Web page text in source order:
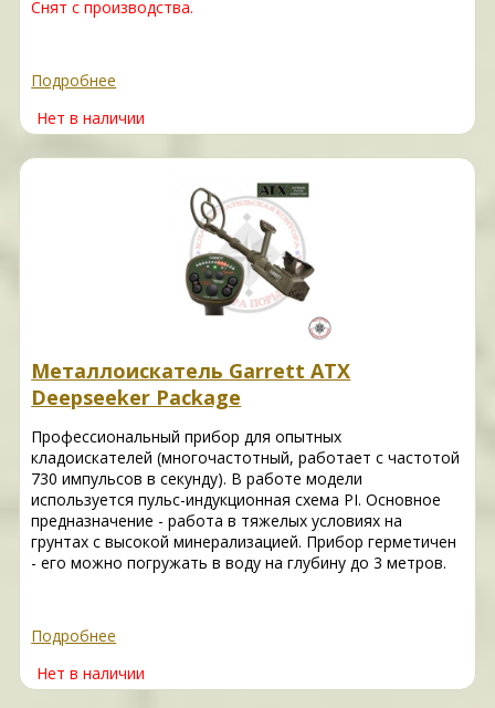
Снят с производства.
Подробнее
Нет в наличии
Металлоискатель Garrett ATX
Deepseeker Package
Профессиональный прибор для опытных
кладоискателей (многочастотный, работает с частотой
730 импульсов в секунду). В работе модели
используется пульс-индукционная схема PI. Основное
предназначение - работа в тяжелых условиях на
грунтах с высокой минерализацией. Прибор герметичен
- его можно погружать в воду на глубину до 3 метров.
Подробнее
Нет в наличии